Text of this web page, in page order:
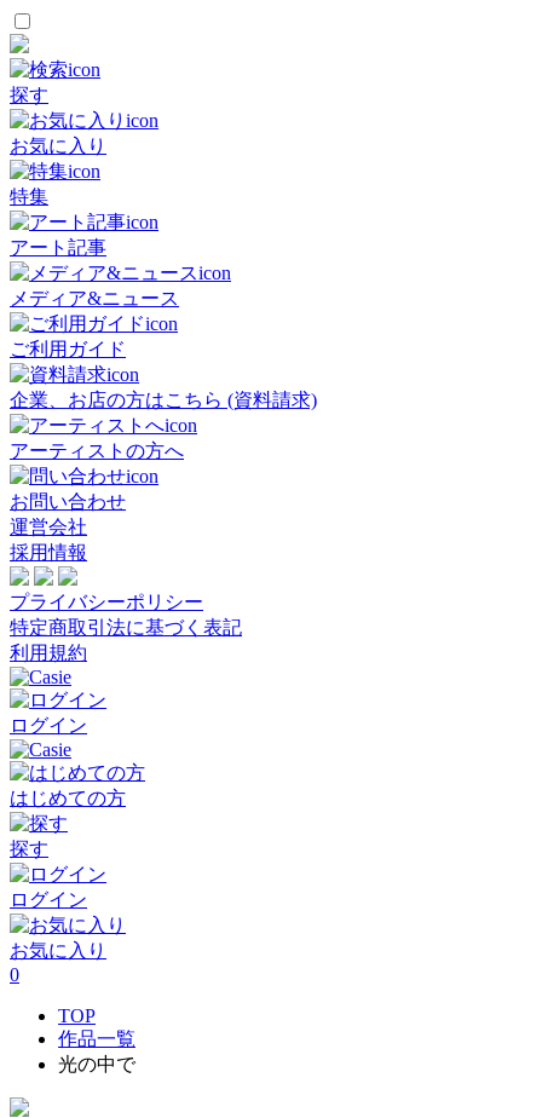
探す
お気に入り
特集
アート記事
メディア&ニュース
ご利用ガイド
企業、お店の方はこちら (資料請求)
アーティストの方へ
お問い合わせ
運営会社
採用情報
プライバシーポリシー
特定商取引法に基づく表記
利用規約
ログイン
はじめての方
探す
ログイン
お気に入り
0
TOP
作品一覧
光の中で